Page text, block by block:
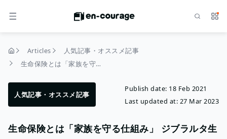
MENU Search
home Articles
人気記事・オススメ記事
生命保険とは「家族を守る仕組み」 ジブラルタ生命における仕事/キャリアの魅力
人気記事・オススメ記事
Publish date: 18 Feb 2021
Last updated at: 27 Mar 2023
生命保険とは「家族を守る仕組み」 ジブラルタ生